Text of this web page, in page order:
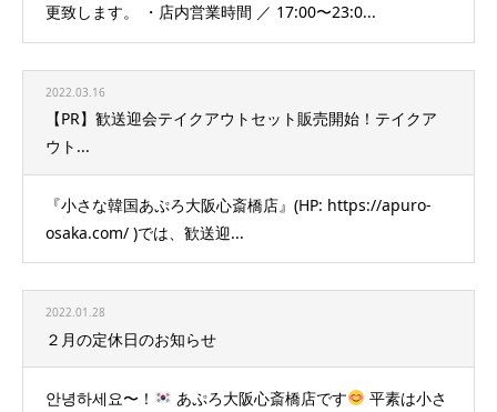
更致します。 ・店内営業時間 ／ 17:00〜23:0...
2022.03.16
【PR】歓送迎会テイクアウトセット販売開始！テイクア
ウト...
『小さな韓国あぷろ大阪心斎橋店』(HP: https://apuro-
osaka.com/ )では、歓送迎...
2022.01.28
２月の定休日のお知らせ
안녕하세요〜！ あぷろ大阪心斎橋店です
平素は小さ